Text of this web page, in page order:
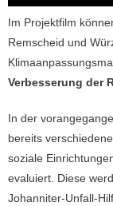
Im Projektfilm
Remscheid und
Verbesserung der
In der
bereits
soziale
evaluiert. Diese
Johanniter-Unfall-